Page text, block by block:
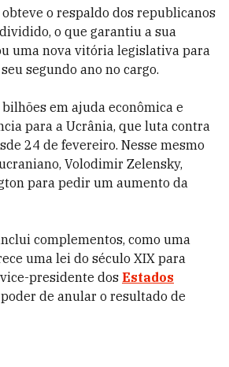
o respaldo dos republicanos
o que garantiu a sua
uma nova vitória legislativa para
segundo ano no cargo.
em ajuda econômica e
para a Ucrânia, que luta contra
24 de fevereiro. Nesse mesmo
Volodimir Zelensky,
para pedir um aumento da
complementos, como uma
uma lei do século XIX para
presidente dos Estados
de anular o resultado de